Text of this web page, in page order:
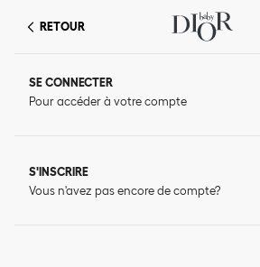
RETOUR
SE CONNECTER
Pour accéder à votre compte
S'INSCRIRE
Vous n'avez pas encore de compte?